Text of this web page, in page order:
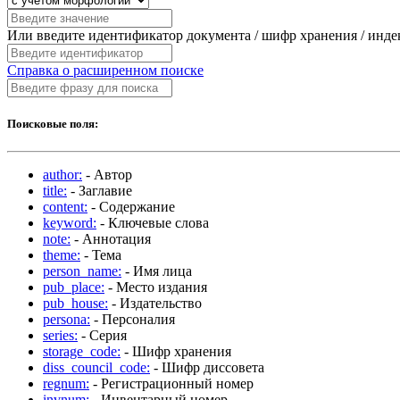
Или введите идентификатор документа / шифр хранения /
Справка о расширенном поиске
Поисковые поля:
author: - Автор
title: - Заглавие
content: - Содержание
keyword: - Ключевые слова
note: - Аннотация
theme: - Тема
person_name: - Имя лица
pub_place: - Место издания
pub_house: - Издательство
persona: - Персоналия
series: - Серия
storage_code: - Шифр хранения
diss_council_code: - Шифр диссовета
regnum: - Регистрационный номер